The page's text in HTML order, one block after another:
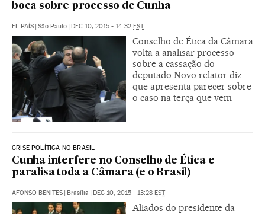
boca sobre processo de Cunha
EL PAÍS | São Paulo | DEC 10, 2015 - 14:32 EST
Conselho de Ética da Câmara
volta a analisar processo
sobre a cassação do
deputado Novo relator diz
que apresenta parecer sobre
o caso na terça que vem
CRISE POLÍTICA NO BRASIL
Cunha interfere no Conselho de Ética e
paralisa toda a Câmara (e o Brasil)
AFONSO BENITES | Brasília | DEC 10, 2015 - 13:28 EST
Aliados do presidente da